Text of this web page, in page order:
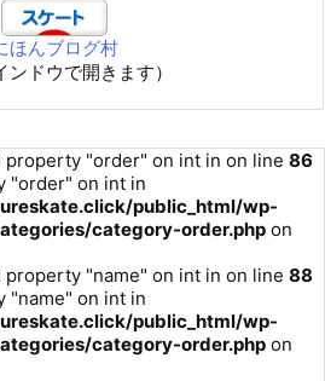
ほんブログ村
ンドウで開きます）
property "order" on int in on line 86
"order" on int in
public_html/wp-
category-order.php on
property "name" on int in on line 88
"name" on int in
public_html/wp-
category-order.php on